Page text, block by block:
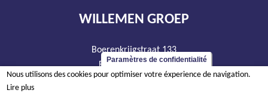
WILLEMEN GROEP
Boerenkrijgstraat 133
BE - 2800 Malines
tél +32 15 569 965
Paramètres de confidentialité
Nous utilisons des cookies pour optimiser votre éxperience de navigation.
Lire plus